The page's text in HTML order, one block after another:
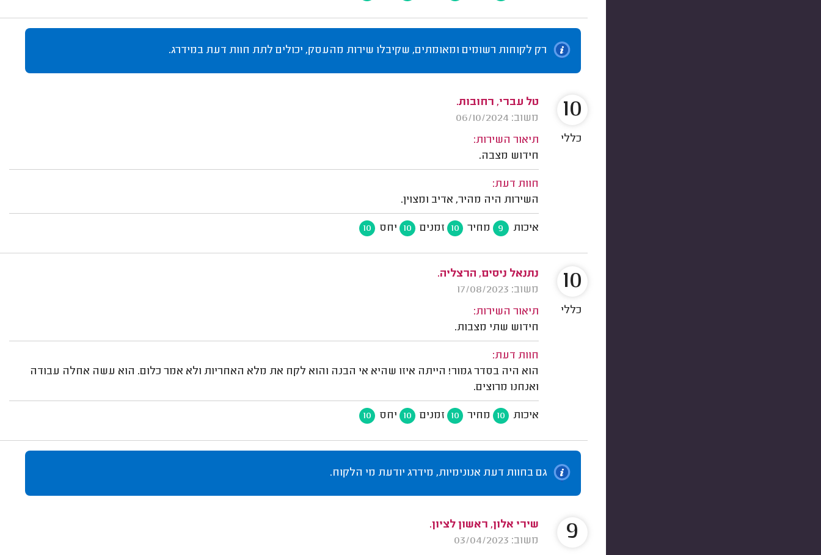
רק לקוחות רשומים ומאומתים, שקיבלו שירות מהעסק, יכולים לתת חוות דעת במידרג.
טל עברי, רחובות.
משוב: 06/10/2024
תיאור השירות:
חידוש מצבה.
חוות דעת:
השירות היה מהיר, אדיב ומצוין.
איכות 9 מחיר 10 זמנים 10 יחס 10
10
כללי
נתנאל ניסים, הרצליה.
משוב: 17/08/2023
תיאור השירות:
חידוש שתי מצבות.
חוות דעת:
הוא היה בסדר גמור! הייתה איזו שהיא אי הבנה והוא לקח את מלא האחריות ולא אמר כלום. הוא עשה אחלה עבודה
ואנחנו מרוצים.
איכות 10 מחיר 10 זמנים 10 יחס 10
10
כללי
גם בחוות דעת אנונימיות, מידרג יודעת מי הלקוח.
שירי אלון, ראשון לציון.
משוב: 03/04/2023
9